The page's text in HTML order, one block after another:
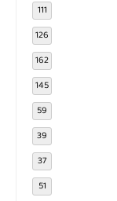
111
126
162
145
59
39
37
51